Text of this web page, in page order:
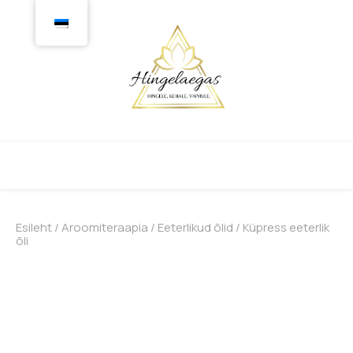
Esileht/Aroomiteraapia / Eeterlikud õlid / Küpress eeterlik
õli